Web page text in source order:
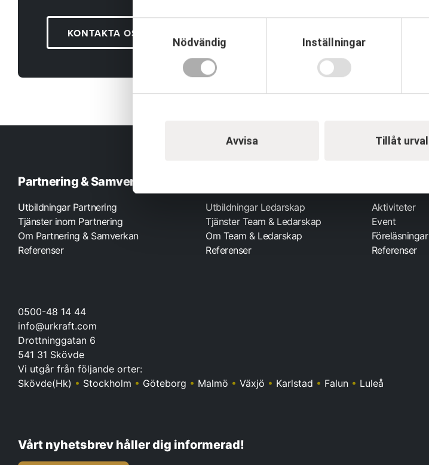
Nödvändig
Inställningar
Avvisa Tillåt urval
KONTAKTA OSS
Partnering & Samverkan
Utbildningar Partnering
Tjänster inom Partnering
Om Partnering & Samverkan
Referenser
Utbildningar Ledarskap
Tjänster Team & Ledarskap
Om Team & Ledarskap
Referenser
Aktiviteter
Event
Föreläsningar
Referenser
0500-48 14 44
info@urkraft.com
Drottninggatan 6
541 31 Skövde
Vi utgår från följande orter:
Skövde(Hk) • Stockholm • Göteborg • Malmö • Växjö • Karlstad • Falun • Luleå
Vårt nyhetsbrev håller dig informerad!